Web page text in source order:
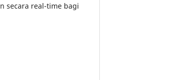
secara real-time bagi